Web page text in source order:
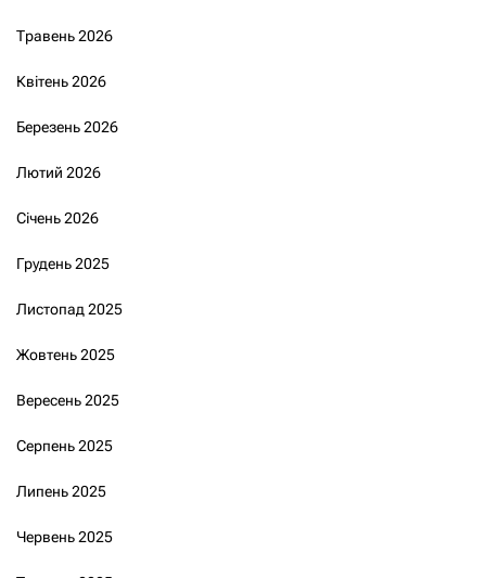
Травень 2026
Квітень 2026
Березень 2026
Лютий 2026
Січень 2026
Грудень 2025
Листопад 2025
Жовтень 2025
Вересень 2025
Серпень 2025
Липень 2025
Червень 2025